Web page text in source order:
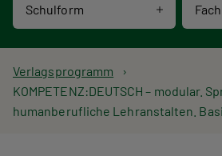
Schulform Fach
P
f
Verlagsprogramm
KOMPETENZ:DEUTSCH – modular.
humanberufliche Lehranstalten.